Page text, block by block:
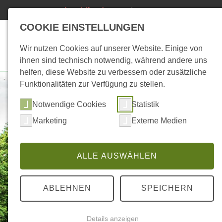
24h Notdienst 04491/93800-123(kostenpflichtig)
Start Biogas
COOKIE EINSTELLUNGEN
Wir nutzen Cookies auf unserer Website. Einige von
ihnen sind technisch notwendig, während andere uns
helfen, diese Website zu verbessern oder zusätzliche
Funktionalitäten zur Verfügung zu stellen.
Notwendige Cookies
Statistik
Marketing
Externe Medien
ALLE AUSWÄHLEN
ABLEHNEN SPEICHERN
Details anzeigen